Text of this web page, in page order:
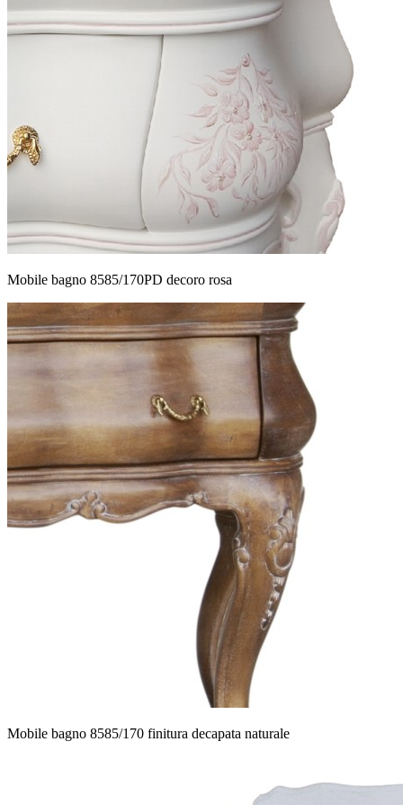
Mobile bagno 8585/170PD decoro rosa
Mobile bagno 8585/170 finitura decapata naturale